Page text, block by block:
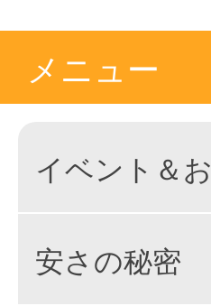
メニュー
イベント＆
安さの秘密